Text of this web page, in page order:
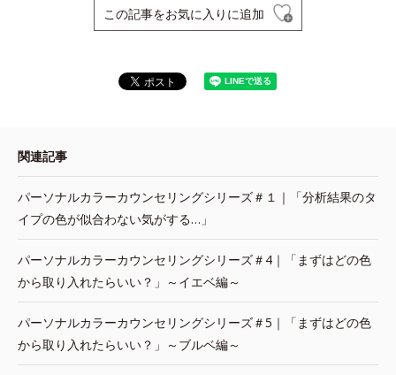
この記事をお気に入りに追加
関連記事
パーソナルカラーカウンセリングシリーズ＃１｜「分析結果のタ
イプの色が似合わない気がする…」
パーソナルカラーカウンセリングシリーズ＃4｜「まずはどの色
から取り入れたらいい？」～イエベ編～
パーソナルカラーカウンセリングシリーズ＃5｜「まずはどの色
から取り入れたらいい？」～ブルベ編～